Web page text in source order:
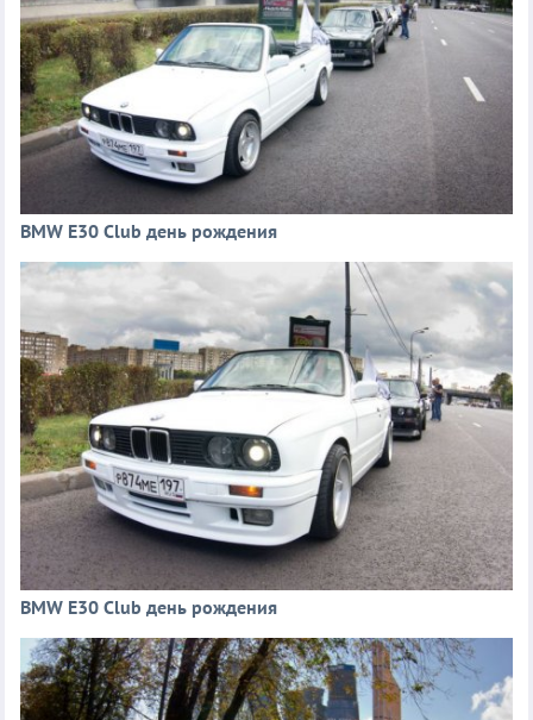
BMW E30 Club день рождения
BMW E30 Club день рождения